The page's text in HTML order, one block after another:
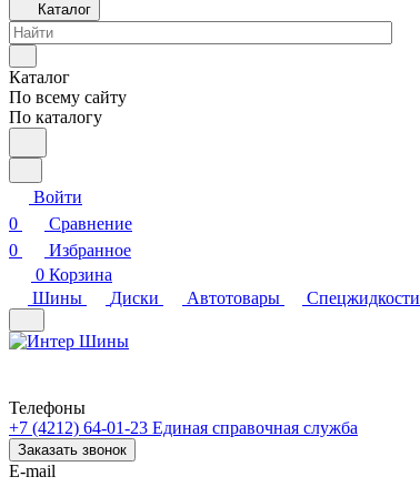
Каталог
Каталог
По всему сайту
По каталогу
Войти
0
Сравнение
0
Избранное
0 Корзина
Шины
Диски Автотовары Спецжидкости
Телефоны
+7 (4212) 64-01-23 Единая справочная служба
Заказать звонок
E-mail